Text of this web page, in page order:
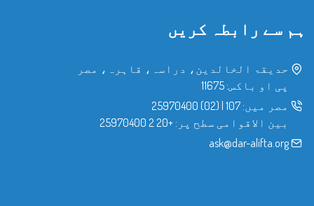
ہم سے رابطہ کریں
حدیقۃ الخالدین، دراسہ، قاہرہ، مصر
پی او باکس: 11675
مصر میں: 107
|
(02) 25970400
بین الاقوامی سطح پر: +20 2 25970400
ask@dar-alifta.org